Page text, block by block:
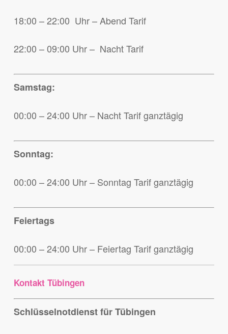
18:00 – 22:00 Uhr – Abend Tarif
22:00 – 09:00 Uhr – Nacht Tarif
Samstag:
00:00 – 24:00 Uhr – Nacht Tarif ganztägig
Sonntag:
00:00 – 24:00 Uhr – Sonntag Tarif ganztägig
Feiertags
00:00 – 24:00 Uhr – Feiertag Tarif ganztägig
Kontakt Tübingen
Schlüsselnotdienst für Tübingen